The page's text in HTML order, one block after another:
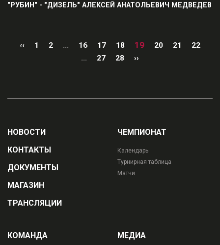
"РУБИН" - "ДИЗЕЛЬ" АЛЕКСЕЙ АНАТОЛЬЕВИЧ МЕДВЕДЕВ
‹‹ 1 2 ... 16 17 18 19 20 21
22
...
27 28 ››
НОВОСТИ
КОНТАКТЫ
ДОКУМЕНТЫ
МАГАЗИН
ТРАНСЛЯЦИИ
ЧЕМПИОНАТ
Календарь
Турнирная таблица
Матчи
КОМАНДА МЕДИА